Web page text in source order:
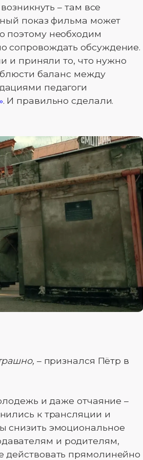
– там все
показ фильма может
поэтому необходим
сопровождать обсуждение.
и приняли то, что нужно
баланс между
педагоги
. И правильно сделали.
– признался Пётр в
и даже отчаяние –
к трансляции и
снизить эмоциональное
и родителям,
действовать прямолинейно